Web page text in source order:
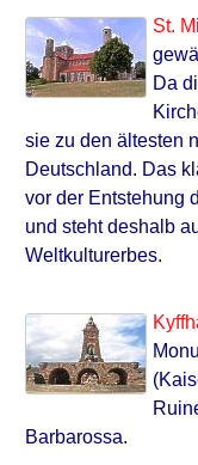
St.
Da
sie zu den ältesten
Deutschland. Das
vor der Entstehung
und steht deshalb
Weltkulturerbes.
Barbarossa.